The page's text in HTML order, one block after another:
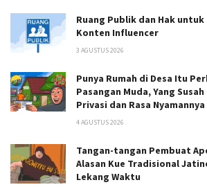
Ruang Publik dan Hak
Konten Influencer
3 AGUSTUS 2026
Punya Rumah di Desa Itu
Pasangan Muda, Yang
Privasi dan Rasa Nyamannya
4 AGUSTUS 2026
Tangan-tangan Pembuat
Alasan Kue Tradisional
Lekang Waktu